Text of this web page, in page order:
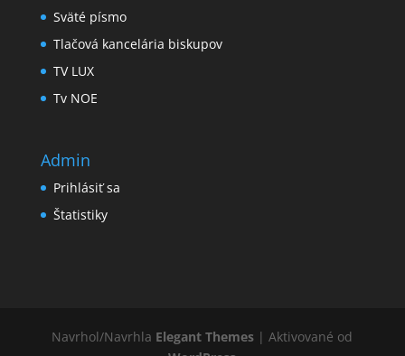
Sväté písmo
Tlačová kancelária biskupov
TV LUX
Tv NOE
Admin
Prihlásiť sa
Štatistiky
Navrhol/Navrhla Elegant Themes | Aktivované od